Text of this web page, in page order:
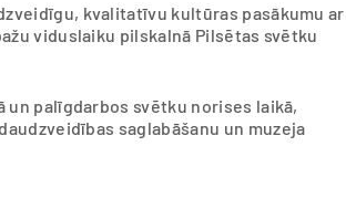
kvalitatīvu kultūras pasākumu ar
viduslaiku pilskalnā Pilsētas svētku
palīgdarbos svētku norises laikā,
saglabāšanu un muzeja